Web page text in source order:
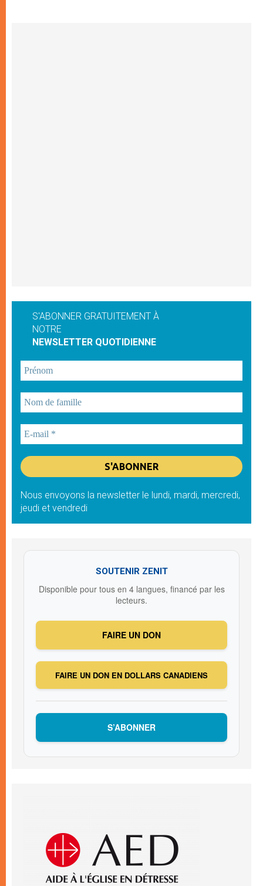
S'ABONNER GRATUITEMENT À
NOTRE
NEWSLETTER QUOTIDIENNE
Nous envoyons la newsletter le lundi, mardi, mercredi,
jeudi et vendredi
SOUTENIR ZENIT
Disponible pour tous en 4 langues, financé par les
lecteurs.
FAIRE UN DON
FAIRE UN DON EN DOLLARS CANADIENS
S’ABONNER